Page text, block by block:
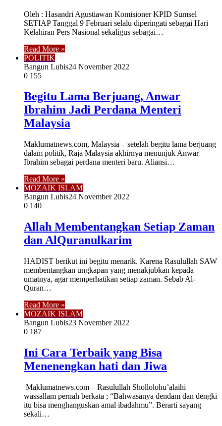
Oleh : Hasandri Agustiawan Komisioner KPID Sumsel
SETIAP Tanggal 9 Februari selalu diperingati sebagai Hari
Kelahiran Pers Nasional sekaligus sebagai…
Read More »
POLITIK
Bangun Lubis24 November 2022
0 155
Begitu Lama Berjuang, Anwar
Ibrahim Jadi Perdana Menteri
Malaysia
Maklumatnews.com, Malaysia – setelah begitu lama berjuang
dalam politik, Raja Malaysia akhirnya menunjuk Anwar
Ibrahim sebagai perdana menteri baru. Aliansi…
Read More »
MOZAIK ISLAM
Bangun Lubis24 November 2022
0 140
Allah Membentangkan Setiap Zaman
dan AlQuranulkarim
HADIST berikut ini begitu menarik. Karena Rasulullah SAW
membentangkan ungkapan yang menakjubkan kepada
umatnya, agar memperhatikan setiap zaman. Sebab Al-
Quran…
Read More »
MOZAIK ISLAM
Bangun Lubis23 November 2022
0 187
Ini Cara Terbaik yang Bisa
Menenengkan hati dan Jiwa
Maklumatnews.com – Rasulullah Shollolohu’alaihi
wassallam pernah berkata ; “Bahwasanya dendam dan dengki
itu bisa menghanguskan amal ibadahmu”. Berarti sayang
sekali…